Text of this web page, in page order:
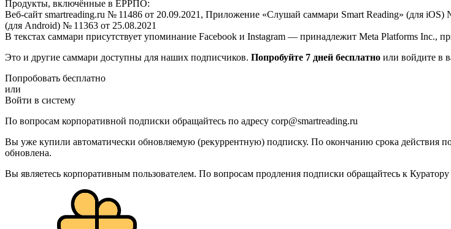
Продукты, включённые в ЕРРПО:
Веб-сайт smartreading.ru № 11486 от 20.09.2021, Приложение «Слушай саммари Smart Reading» (для
(для Android) № 11363 от 25.08.2021
В текстах саммари присутствует упоминание Facebook и Instagram — принадлежит Meta Platforms Inc.,
Это и другие саммари доступны для наших подписчиков. Попробуйте 7 дней бесплатно или войдите в
Попробовать бесплатно
или
Войти в систему
По вопросам корпоративной подписки обращайтесь по адресу corp@smartreading.ru
Вы уже купили автоматически обновляемую (рекуррентную) подписку. По окончанию срока действия
обновлена.
Вы являетесь корпоративным пользователем. По вопросам продления подписки обращайтесь к